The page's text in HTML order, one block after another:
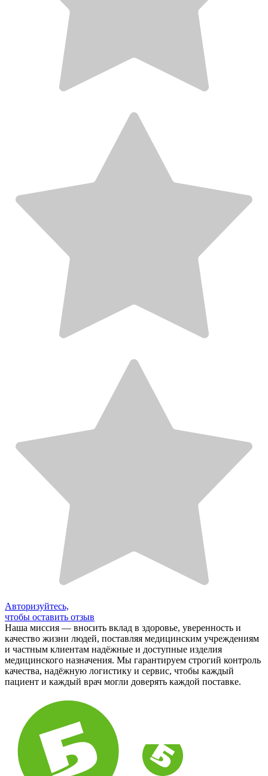
Авторизуйтесь,
чтобы оставить отзыв
Наша миссия — вносить вклад в здоровье, уверенность и
качество жизни людей, поставляя медицинским учреждениям
и частным клиентам надёжные и доступные изделия
медицинского назначения. Мы гарантируем строгий контроль
качества, надёжную логистику и сервис, чтобы каждый
пациент и каждый врач могли доверять каждой поставке.